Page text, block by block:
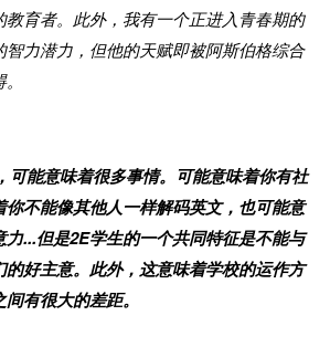
教育者。此外，我有一个正进入青春期的
智力潜力，但他的天赋即被阿斯伯格综合
能意味着很多事情。 可能意味着你有社
不能像其他人一样解码英文，也可能意
...但是2E学生的一个共同特征是不能与
好主意。 此外，这意味着学校的运作方
有很大的差距。